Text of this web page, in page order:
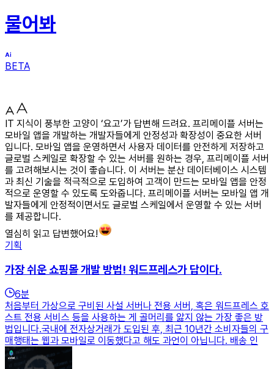
물어봐
BETA
IT 지식이 풍부한 고양이 ‘요고’가 답변해 드려요. 프리메이플 서버는
모바일 앱을 개발하는 개발자들에게 안정성과 확장성이 중요한 서버
입니다. 모바일 앱을 운영하면서 사용자 데이터를 안전하게 저장하고
글로벌 스케일로 확장할 수 있는 서버를 원하는 경우, 프리메이플 서버
를 고려해보시는 것이 좋습니다. 이 서버는 분산 데이터베이스 시스템
과 최신 기술을 적극적으로 도입하여 고객이 만드는 모바일 앱을 안정
적으로 운영할 수 있도록 도와줍니다. 프리메이플 서버는 모바일 앱 개
발자들에게 안정적이면서도 글로벌 스케일에서 운영할 수 있는 서버
를 제공합니다.
열심히 읽고 답변했어요!
기획
가장 쉬운 쇼핑몰 개발 방법! 워드프레스가 답이다.
6분
처음부터 가상으로 구비된 사설 서버나 전용 서버, 혹은 워드프레스 호
스트 전용 서비스 등을 사용하는 게 골머리를 앓지 않는 가장 좋은 방
법입니다.국내에 전자상거래가 도입된 후, 최근 10년간 소비자들의 구
매행태는 웹과 모바일로 이동했다고 해도 과언이 아닙니다. 배송 인